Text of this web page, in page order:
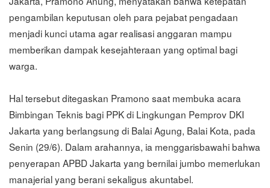
pengambilan keputusan oleh para pejabat pengadaan
menjadi kunci utama agar realisasi anggaran mampu
memberikan dampak kesejahteraan yang optimal bagi
warga.
Hal tersebut ditegaskan Pramono saat membuka acara
Bimbingan Teknis bagi PPK di Lingkungan Pemprov DKI
Jakarta yang berlangsung di Balai Agung, Balai Kota, pada
Senin (29/6). Dalam arahannya, ia menggarisbawahi bahwa
penyerapan APBD Jakarta yang bernilai jumbo memerlukan
manajerial yang berani sekaligus akuntabel.